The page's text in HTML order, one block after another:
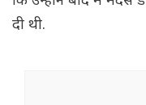
दी थी.